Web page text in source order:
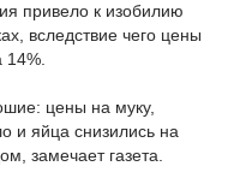
привело к изобилию
вследствие чего цены
14%.
цены на муку,
и яйца снизились на
замечает газета.